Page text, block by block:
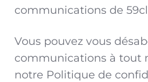
communications de
Vous pouvez vous
communications à tout
notre Politique de